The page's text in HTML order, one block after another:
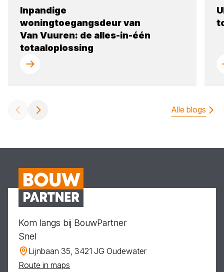
Inpandige
woningtoegangsdeur van
Van Vuuren: de alles-in-één
totaaloplossing
Alle blogs
Kom langs bij BouwPartner
Snel
Lijnbaan 35, 3421 JG Oudewater
Route in maps